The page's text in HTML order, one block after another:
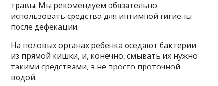
травы. Мы рекомендуем обязательно
использовать средства для интимной гигиены
после дефекации.
На половых органах ребенка оседают бактерии
из прямой кишки, и, конечно, смывать их нужно
такими средствами, а не просто проточной
водой.